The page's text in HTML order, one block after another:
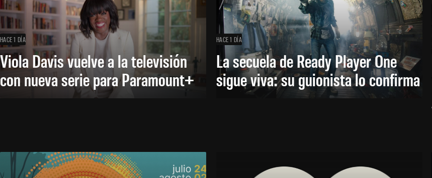
HACE 1 DÍA
Viola Davis vuelve a la televisión
con nueva serie para Paramount+
HACE 1 DÍA
La secuela de Ready Player One
sigue viva: su guionista lo confirma